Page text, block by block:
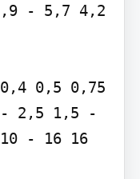
- 5,7 4,2
0,5 0,75
2,5 1,5 -
- 16 16